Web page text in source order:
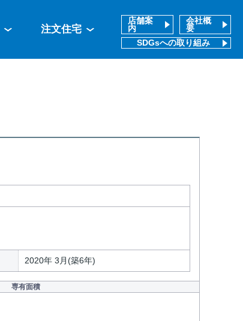
注文住宅
店舗案
内
会社概
要
SDGsへの取り組み
2020年 3月(築6年)
専有面積